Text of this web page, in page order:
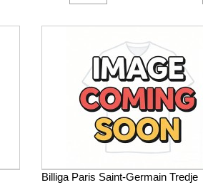
Billiga Paris Saint-Germain Tredje